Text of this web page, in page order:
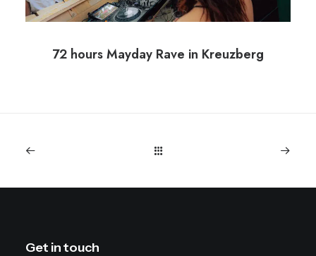
72 hours Mayday Rave in Kreuzberg
Get in touch